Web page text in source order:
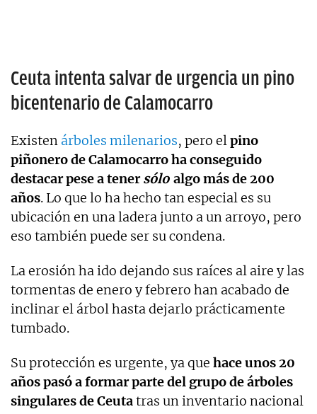
Ceuta intenta salvar de urgencia un pino
bicentenario de Calamocarro
Existen árboles milenarios, pero elpino
piñonero de Calamocarro ha conseguido
destacar pese a tenersólo algo más de 200
años. Lo que lo ha hecho tan especial es su
ubicación en una ladera junto a un arroyo, pero
eso también puede ser su condena.
La erosión ha ido dejando sus raíces al aire y las
tormentas de enero y febrero han acabado de
inclinar el árbol hasta dejarlo prácticamente
tumbado.
Su protección es urgente, ya que hace unos 20
años pasó a formar parte del grupo de árboles
singulares de Ceutatras un inventario nacional